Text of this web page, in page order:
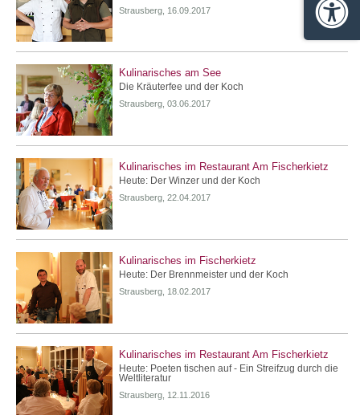
Strausberg, 16.09.2017
Kulinarisches am See
Die Kräuterfee und der Koch
Strausberg, 03.06.2017
Kulinarisches im Restaurant Am Fischerkietz
Heute: Der Winzer und der Koch
Strausberg, 22.04.2017
Kulinarisches im Fischerkietz
Heute: Der Brennmeister und der Koch
Strausberg, 18.02.2017
Kulinarisches im Restaurant Am Fischerkietz
Heute: Poeten tischen auf - Ein Streifzug durch die
Weltliteratur
Strausberg, 12.11.2016